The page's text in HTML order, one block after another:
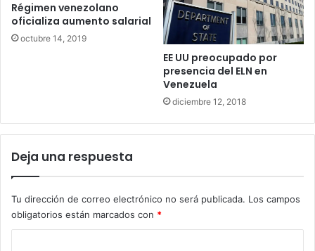
Régimen venezolano
oficializa aumento salarial
octubre 14, 2019
EE UU preocupado por
presencia del ELN en
Venezuela
diciembre 12, 2018
Deja una respuesta
Tu dirección de correo electrónico no será publicada. Los campos
obligatorios están marcados con *